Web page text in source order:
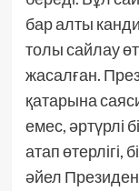
бар алты
толы сайлау
жасалған.
қатарына
емес, әртүрлі
атап өтерлігі,
әйел